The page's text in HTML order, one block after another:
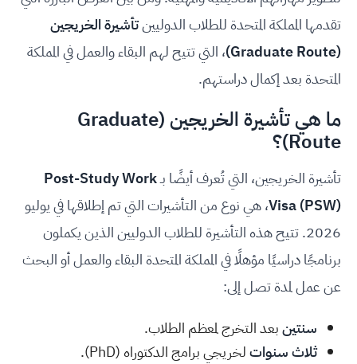
تقدمها المملكة المتحدة للطلاب الدوليينتأشيرة الخريجين
(Graduate Route)
، التي تتيح لهم البقاء والعمل في المملكة
المتحدة بعد إكمال دراستهم.
ما هي تأشيرة الخريجين (Graduate
Route)؟
تأشيرة الخريجين، التي تُعرف أيضًا بـPost-Study Work
Visa (PSW)، هي نوع من التأشيرات التي تم إطلاقها في يوليو
2026. تتيح هذه التأشيرة للطلاب الدوليين الذين يكملون
برنامجًا دراسيًا مؤهلًا في المملكة المتحدة البقاء والعمل أو البحث
عن عمل لمدة تصل إلى:
سنتينبعد التخرج لمعظم الطلاب.
ثلاث سنواتلخريجي برامج الدكتوراه (PhD).